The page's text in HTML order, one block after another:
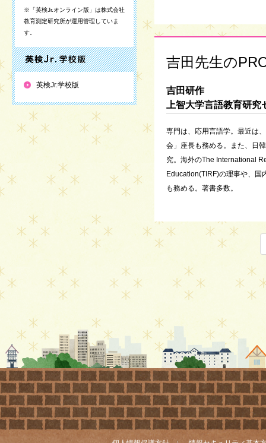
吉田先生の
吉田研作
上智大学言語教育研
専門は、応用言語学。最近は
会」座長も務める。また、日
究。海外のThe International
Education(TIRF)の理事や、国
も務める。著書多数。
※「英検Jr.オンライン版」は株式会社
教育測定研究所が運用管理していま
す。
英検Jr.学校版